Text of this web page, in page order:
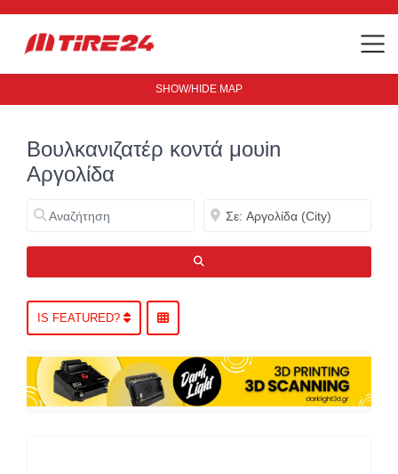
Βουλκανιζατέρ κοντά μουin
Αργολίδα
Αναζήτηση Κοντά
IS FEATURED?
SHOW/HIDE MAP